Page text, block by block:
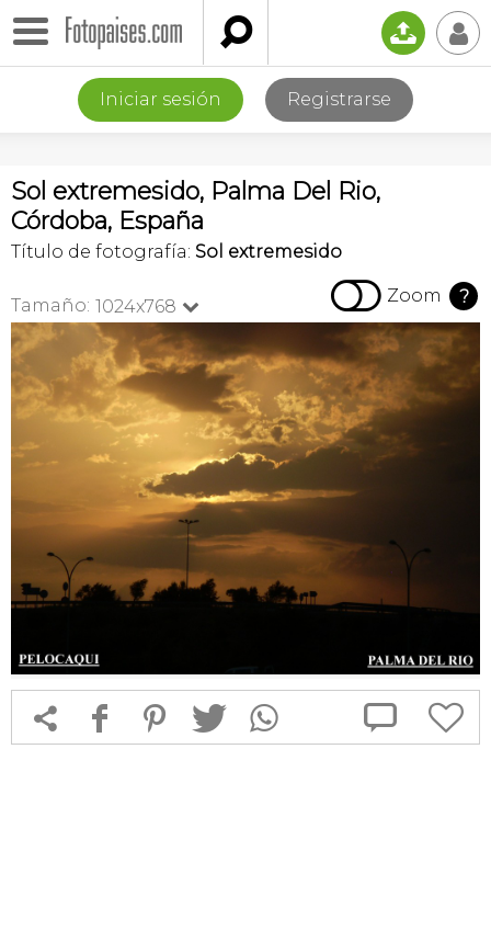
 📤 👤
Iniciar sesión Registrarse
Sol extremesido, Palma Del Rio,
Córdoba, España
Título de fotografía: Sol extremesido
Tamaño: 1024x768   Zoom ?
 f 1 T  